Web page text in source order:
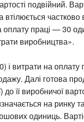
подвійний.
частково
праці — 30
виробництва».
і витрати на оплату
Далі готова
її виробничої
на ринку
одиниць.